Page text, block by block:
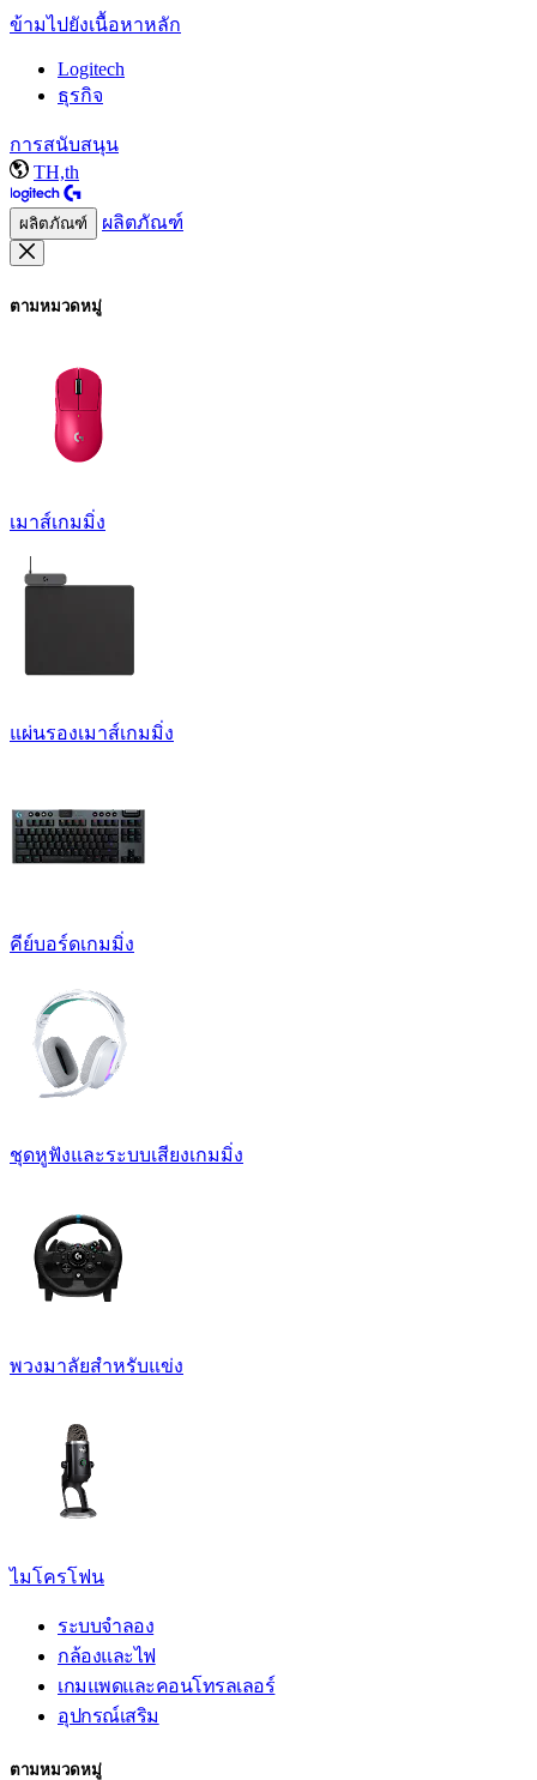
ข้ามไปยังเนื้อหาหลัก
Logitech
ธุรกิจ
การสนับสนุน
TH,th
ผลิตภัณฑ์ ผลิตภัณฑ์
ตามหมวดหมู่
เมาส์เกมมิ่ง
แผ่นรองเมาส์เกมมิ่ง
คีย์บอร์ดเกมมิ่ง
ชุดหูฟังและระบบเสียงเกมมิ่ง
พวงมาลัยสำหรับแข่ง
ไมโครโฟน
ระบบจำลอง
กล้องและไฟ
เกมแพดและคอนโทรลเลอร์
อุปกรณ์เสริม
ตามหมวดหมู่